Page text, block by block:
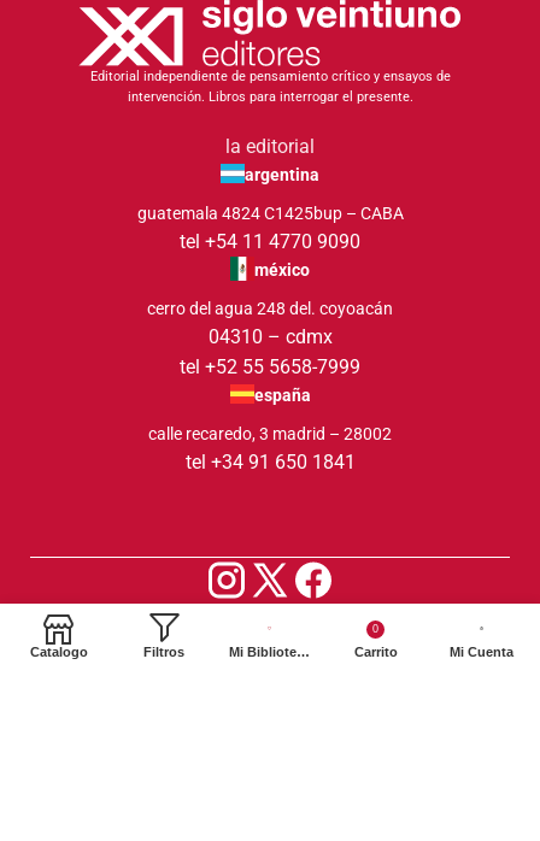
Editorial independiente de pensamiento crítico y ensayos de
intervención. Libros para interrogar el presente.
la editorial
argentina
guatemala 4824 C1425bup – CABA
tel +54 11 4770 9090
méxico
cerro del agua 248 del. coyoacán
04310 – cdmx
tel +52 55 5658-7999
españa
calle recaredo, 3 madrid – 28002
tel +34 91 650 1841
2024. Siglo XXI Editores Argentina ©️. Todos los derechos
Catalogo Filtros Mi Biblioteca
0
Carrito Mi Cuenta